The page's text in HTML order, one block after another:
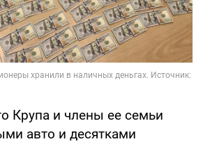
Крупа и члены ее семьи
авто и десятками